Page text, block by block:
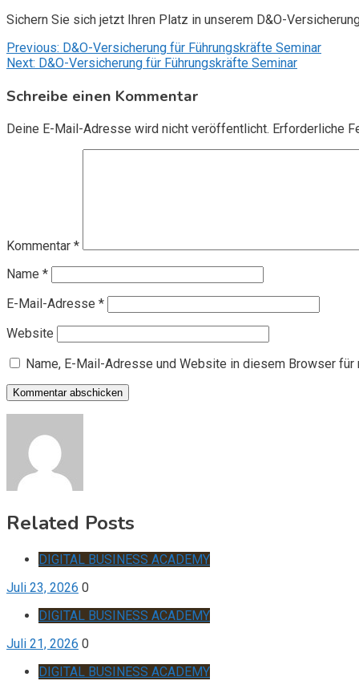
Sichern Sie sich jetzt Ihren Platz in unserem D&O-
Beitragsnavigation
Previous: D&O-Versicherung für Führungskräfte Seminar
Next: D&O-Versicherung für Führungskräfte Seminar
Schreibe einen Kommentar
Deine E-Mail-Adresse wird nicht veröffentlicht. Erforderliche
Kommentar *
Name *
E-Mail-Adresse *
Website
Name, E-Mail-Adresse und Website in diesem Browser
Related Posts
DIGITAL BUSINESS ACADEMY
Juli 23, 2026 0
DIGITAL BUSINESS ACADEMY
Juli 21, 2026 0
DIGITAL BUSINESS ACADEMY